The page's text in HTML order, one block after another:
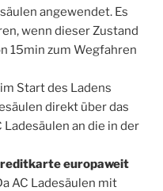
angewendet. Es
wenn dieser Zustand
15min zum Wegfahren
Start des Ladens
direkt über das
Ladesäulen an die in der
europaweit
AC Ladesäulen mit